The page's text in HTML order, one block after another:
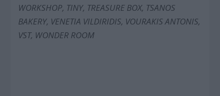
WORKSHOP, TINY, TREASURE BOX, TSANOS
BAKERY, VENETIA VILDIRIDIS, VOURAKIS ANTONIS,
VST, WONDER ROOM